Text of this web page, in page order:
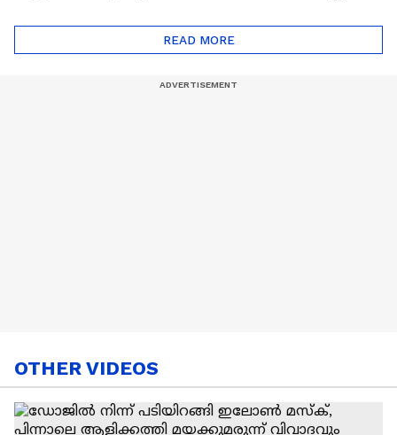
ട്രെൻഡിനെക്കുറിച്ച് |
Nail Art | Trends Cafe
Cancer
READ MORE
OTHER VIDEOS